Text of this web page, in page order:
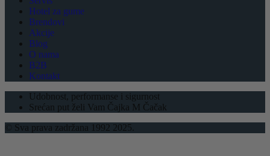
Hotel za gume
Brendovi
Akcije
Blog
O nama
B2B
Kontakt
Udobnost, performanse i sigurnost
Srećan put želi Vam Čajka M Čačak
© Sva prava zadržana 1992 2025.